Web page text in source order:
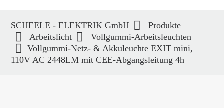
Suchbegriffe SUCHEN
SCHEELE - ELEKTRIK GmbH
Produkte
Arbeitslicht
Vollgummi-Arbeitsleuchten
Vollgummi-Netz- & Akkuleuchte EXIT mini,
110V AC 2448LM mit CEE-Abgangsleitung 4h